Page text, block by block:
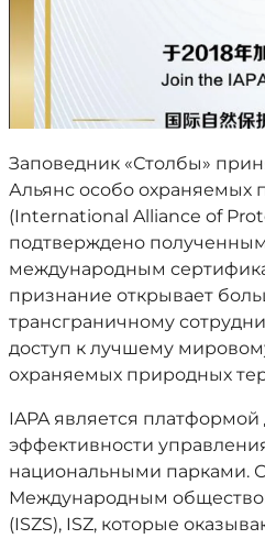
Заповедник «Столбы»
Альянс особо охраняемых
(International Alliance of
подтверждено
международным
признание открывает
трансграничному
доступ к лучшему
охраняемых природных
IAPA является
эффективности
национальными парками.
Международным
(ISZS), ISZ, которые